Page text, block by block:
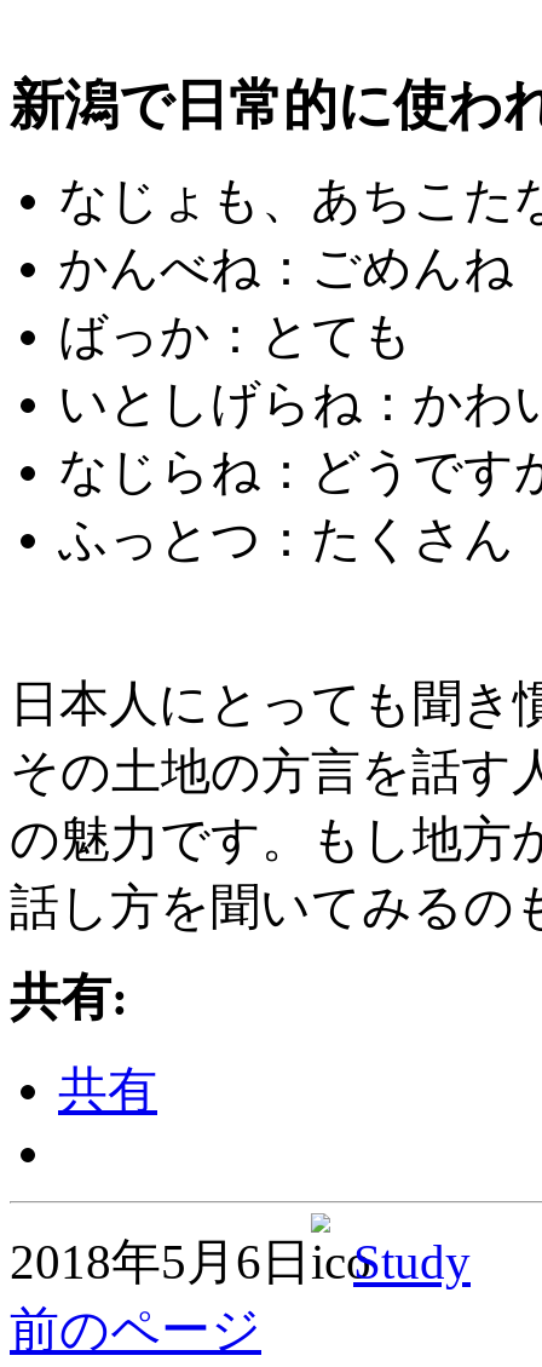
新潟で日常的に使わ
なじょも、あちこた
かんべね：ごめんね
ばっか：とても
いとしげらね：かわ
なじらね：どうです
ふっとつ：たくさん
日本人にとっても聞
その土地の方言を話す
の魅力です。もし地方
話し方を聞いてみるの
共有:
共有
2018年5月6日
Study
前のページ